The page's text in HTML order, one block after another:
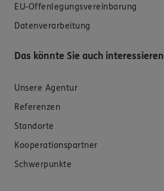
EU-Offenlegungsvereinbarung
Datenverarbeitung
Das könnte Sie auch interessieren
Unsere Agentur
Referenzen
Standorte
Kooperationspartner
Schwerpunkte